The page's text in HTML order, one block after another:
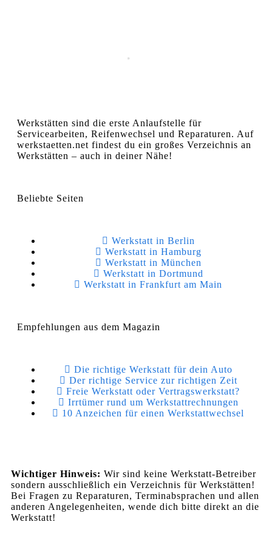
Werkstätten sind die erste Anlaufstelle für
Servicearbeiten, Reifenwechsel und Reparaturen. Auf
werkstaetten.net findest du ein großes Verzeichnis an
Werkstätten – auch in deiner Nähe!
Beliebte Seiten
Werkstatt in Berlin
Werkstatt in Hamburg
Werkstatt in München
Werkstatt in Dortmund
Werkstatt in Frankfurt am Main
Empfehlungen aus dem Magazin
Die richtige Werkstatt für dein Auto
Der richtige Service zur richtigen Zeit
Freie Werkstatt oder Vertragswerkstatt?
Irrtümer rund um Werkstattrechnungen
10 Anzeichen für einen Werkstattwechsel
Wichtiger Hinweis: Wir sind keine Werkstatt-Betreiber
sondern ausschließlich ein Verzeichnis für Werkstätten!
Bei Fragen zu Reparaturen, Terminabsprachen und allen
anderen Angelegenheiten, wende dich bitte direkt an die
Werkstatt!